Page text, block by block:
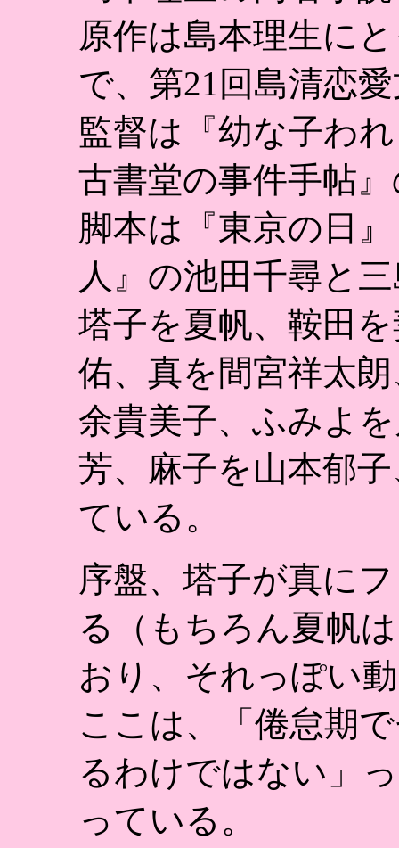
原作は島本理生に
で、第21回島清恋
監督は『幼な子わ
古書堂の事件手帖
脚本は『東京の日
人』の池田千尋と
塔子を夏帆、鞍田
佑、真を間宮祥太
余貴美子、ふみよ
芳、麻子を山本郁
ている。
序盤、塔子が真に
る（もちろん夏帆
おり、それっぽい
ここは、「倦怠期
るわけではない」
っている。